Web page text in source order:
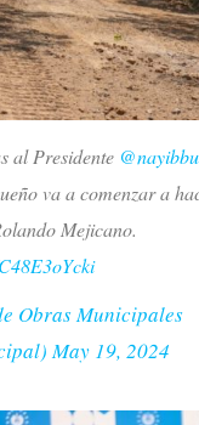
al Presidente
va a comenzar a
Mejicano.
Obras Municipales
May 19, 2024